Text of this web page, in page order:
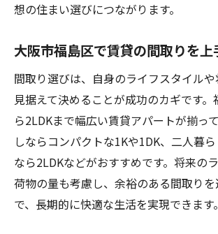
想の住まい選びにつながります。
大阪市福島区で賃貸の間取りを上
間取り選びは、自身のライフスタイル
見据えて決めることが成功のカギです
ら2LDKまで幅広い賃貸アパートが揃っ
しならコンパクトな1Kや1DK、二人暮
なら2LDKなどがおすすめです。将来の
荷物の量も考慮し、余裕のある間取りを
で、長期的に快適な生活を実現できます。